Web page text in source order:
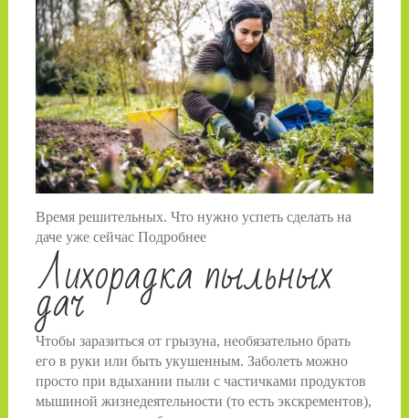
Время решительных. Что нужно успеть сделать на
даче уже сейчас Подробнее
Лихорадка пыльных
дач
Чтобы заразиться от грызуна, необязательно брать
его в руки или быть укушенным. Заболеть можно
просто при вдыхании пыли с частичками продуктов
мышиной жизнедеятельности (то есть экскрементов),